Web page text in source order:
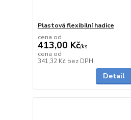
Plastová flexibilní hadice
cena od
413,00 Kč/ks
cena od
341,32 Kč bez DPH
Detail